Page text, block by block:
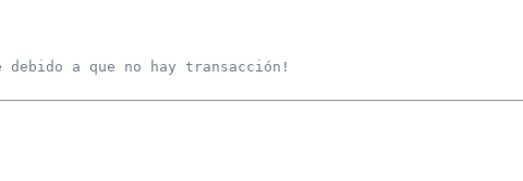
debido a que no hay transacción!